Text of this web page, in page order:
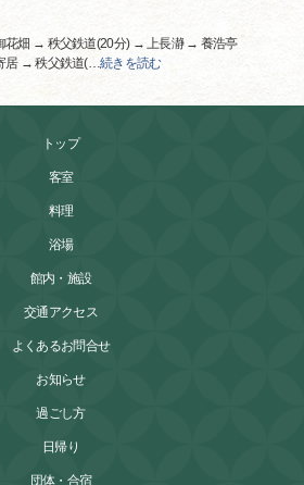
畑 → 秩父鉄道(20分) → 上長瀞 → 養浩亭
居 → 秩父鉄道(…続きを読む
トップ
客室
料理
浴場
館内・施設
交通アクセス
よくあるお問合せ
お知らせ
過ごし方
日帰り
団体・合宿